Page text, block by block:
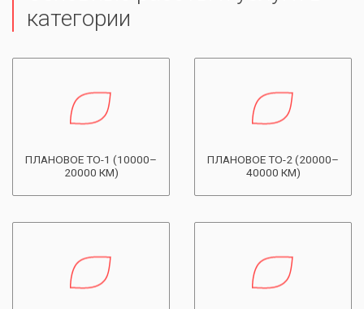
категории
ПЛАНОВОЕ ТО-1 (10000–
20000 КМ)
ПЛАНОВОЕ ТО-2 (20000–
40000 КМ)